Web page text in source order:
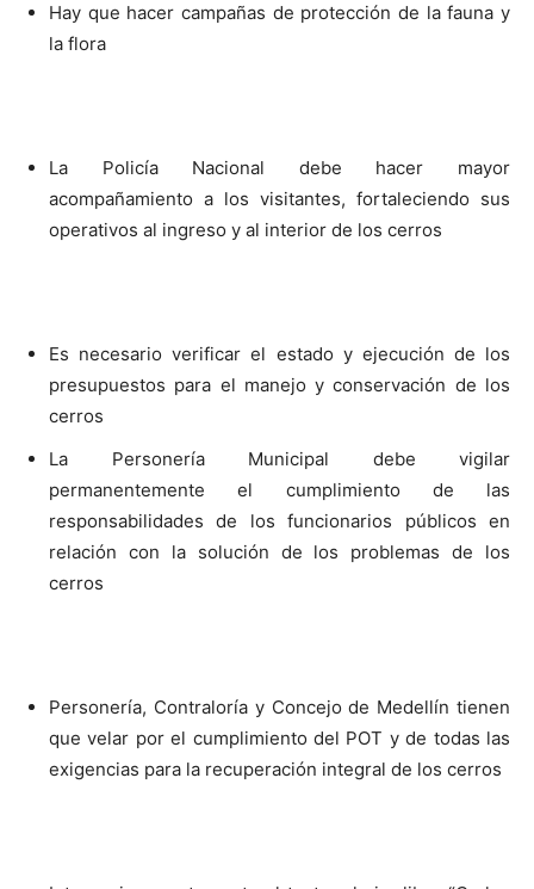
Hay que hacer campañas de protección de la fauna y
la flora
La Policía Nacional debe hacer mayor
acompañamiento a los visitantes, fortaleciendo sus
operativos al ingreso y al interior de los cerros
Es necesario verificar el estado y ejecución de los
presupuestos para el manejo y conservación de los
cerros
La Personería Municipal debe vigilar
permanentemente el cumplimiento de las
responsabilidades de los funcionarios públicos en
relación con la solución de los problemas de los
cerros
Personería, Contraloría y Concejo de Medellín tienen
que velar por el cumplimiento del POT y de todas las
exigencias para la recuperación integral de los cerros